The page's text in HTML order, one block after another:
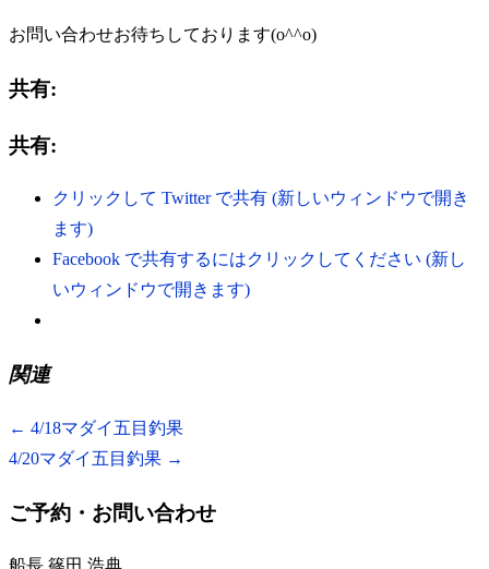
お問い合わせお待ちしております(o^^o)
共有:
共有:
クリックして Twitter で共有 (新しいウィンドウで開き
ます)
Facebook で共有するにはクリックしてください (新し
いウィンドウで開きます)
関連
← 4/18マダイ五目釣果
4/20マダイ五目釣果 →
ご予約・お問い合わせ